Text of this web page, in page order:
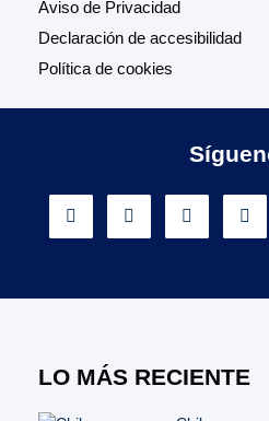
Aviso de Privacidad
Declaración de accesibilidad
Política de cookies
LO MÁS RECIENTE